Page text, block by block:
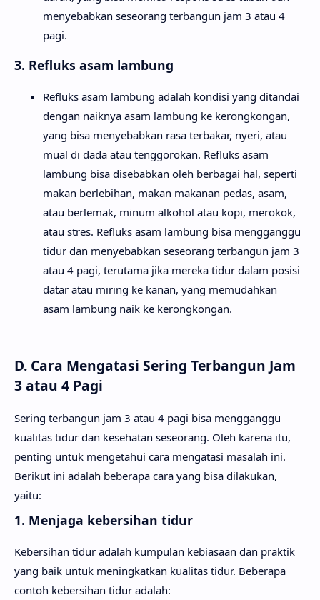
menyebabkan seseorang terbangun jam 3 atau 4
pagi.
3. Refluks asam lambung
Refluks asam lambung adalah kondisi yang ditandai
dengan naiknya asam lambung ke kerongkongan,
yang bisa menyebabkan rasa terbakar, nyeri, atau
mual di dada atau tenggorokan. Refluks asam
lambung bisa disebabkan oleh berbagai hal, seperti
makan berlebihan, makan makanan pedas, asam,
atau berlemak, minum alkohol atau kopi, merokok,
atau stres. Refluks asam lambung bisa mengganggu
tidur dan menyebabkan seseorang terbangun jam 3
atau 4 pagi, terutama jika mereka tidur dalam posisi
datar atau miring ke kanan, yang memudahkan
asam lambung naik ke kerongkongan.
D. Cara Mengatasi Sering Terbangun Jam
3 atau 4 Pagi
Sering terbangun jam 3 atau 4 pagi bisa mengganggu
kualitas tidur dan kesehatan seseorang. Oleh karena itu,
penting untuk mengetahui cara mengatasi masalah ini.
Berikut ini adalah beberapa cara yang bisa dilakukan,
yaitu:
1. Menjaga kebersihan tidur
Kebersihan tidur adalah kumpulan kebiasaan dan praktik
yang baik untuk meningkatkan kualitas tidur. Beberapa
contoh kebersihan tidur adalah: